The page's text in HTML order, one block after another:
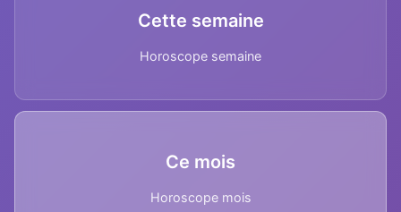
Cette semaine
Horoscope semaine
Ce mois
Horoscope mois